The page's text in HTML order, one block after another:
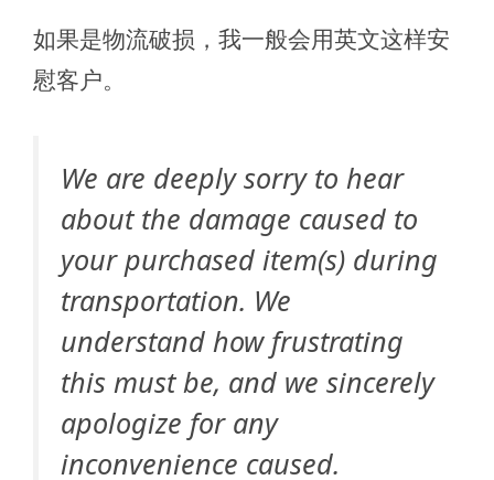
如果是物流破损，我一般会用英文这样安
慰客户。
We are deeply sorry to hear
about the damage caused to
your purchased item(s) during
transportation. We
understand how frustrating
this must be, and we sincerely
apologize for any
inconvenience caused.